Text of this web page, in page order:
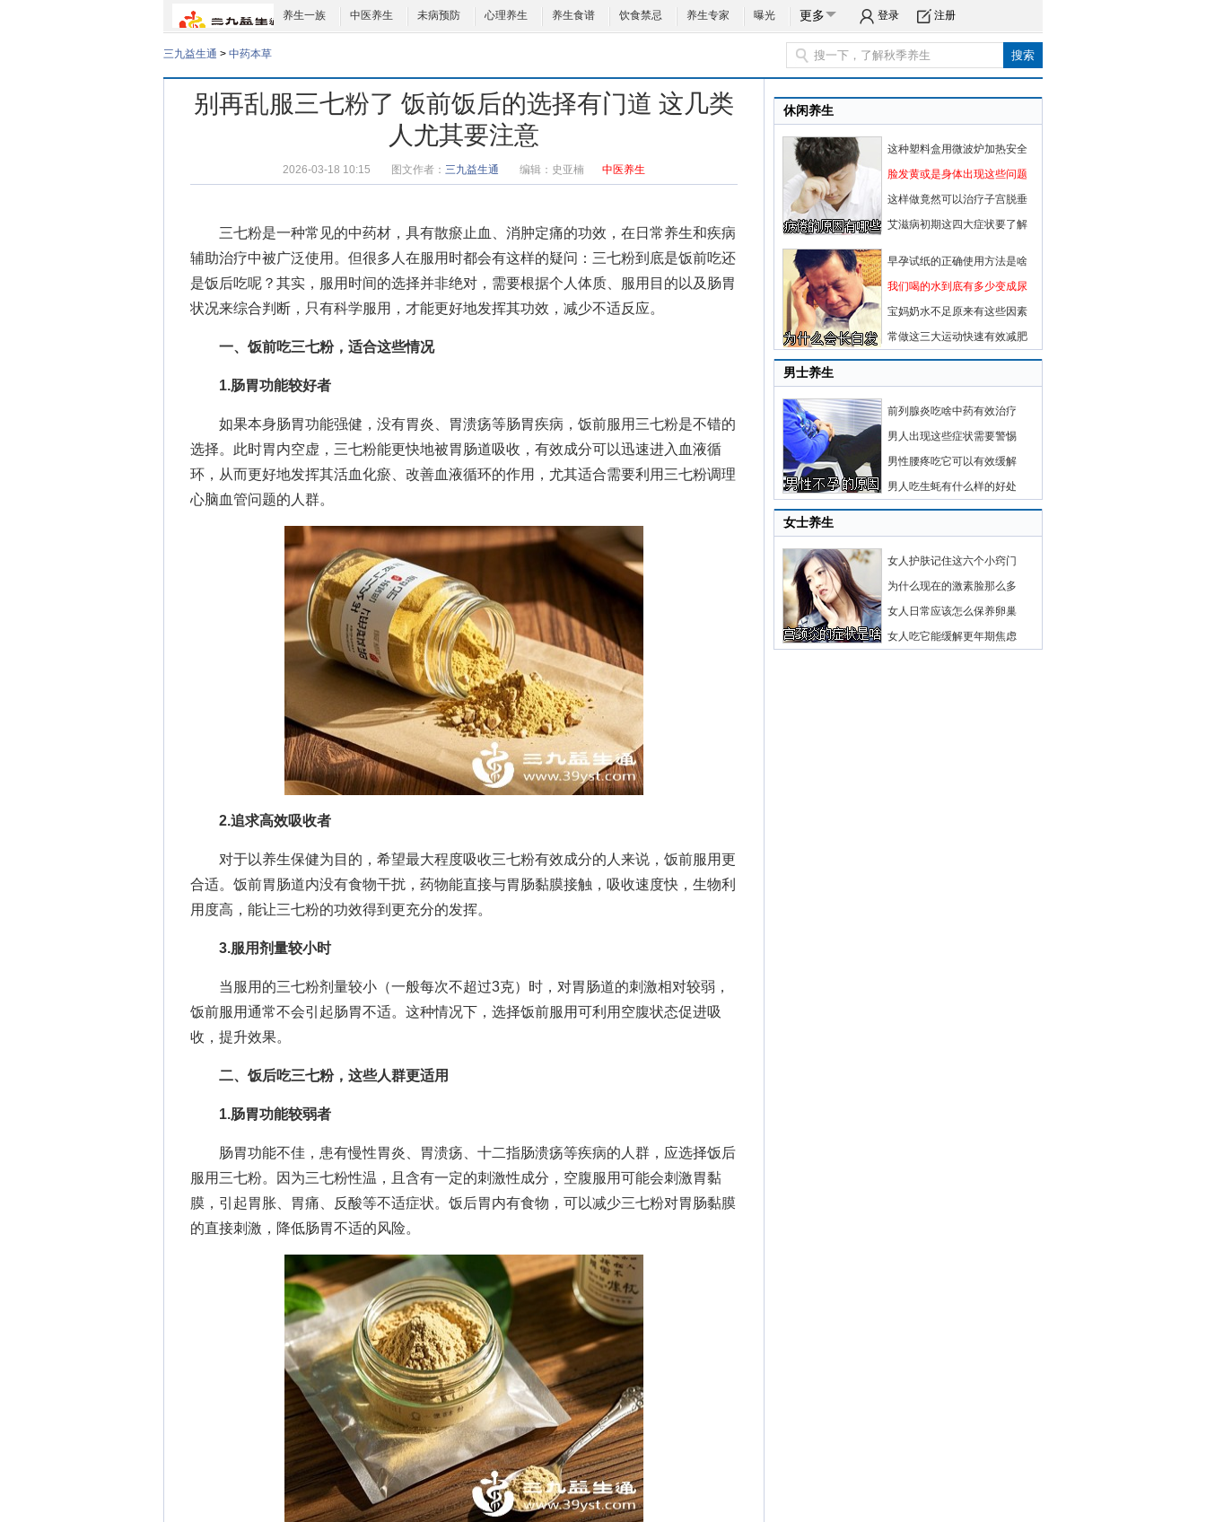
养生一族 中医养生 未病预防 心理养生 养生食谱 饮食禁忌 养生专家 曝光 更多 登录 注册
三九益生通 > 中药本草
别再乱服三七粉了 饭前饭后的选择有门道 这几类
人尤其要注意
2026-03-18 10:15 图文作者： 三九益生通 编辑： 史亚楠 中医养生
三七粉是一种常见的中药材，具有散瘀止血、消肿定痛的功效，在日常养生和疾病
辅助治疗中被广泛使用。但很多人在服用时都会有这样的疑问：三七粉到底是饭前吃还
是饭后吃呢？其实，服用时间的选择并非绝对，需要根据个人体质、服用目的以及肠胃
状况来综合判断，只有科学服用，才能更好地发挥其功效，减少不适反应。
一、饭前吃三七粉，适合这些情况
1.肠胃功能较好者
如果本身肠胃功能强健，没有胃炎、胃溃疡等肠胃疾病，饭前服用三七粉是不错的
选择。此时胃内空虚，三七粉能更快地被胃肠道吸收，有效成分可以迅速进入血液循
环，从而更好地发挥其活血化瘀、改善血液循环的作用，尤其适合需要利用三七粉调理
心脑血管问题的人群。
2.追求高效吸收者
对于以养生保健为目的，希望最大程度吸收三七粉有效成分的人来说，饭前服用更
合适。饭前胃肠道内没有食物干扰，药物能直接与胃肠黏膜接触，吸收速度快，生物利
用度高，能让三七粉的功效得到更充分的发挥。
3.服用剂量较小时
当服用的三七粉剂量较小（一般每次不超过3克）时，对胃肠道的刺激相对较弱，
饭前服用通常不会引起肠胃不适。这种情况下，选择饭前服用可利用空腹状态促进吸
收，提升效果。
二、饭后吃三七粉，这些人群更适用
1.肠胃功能较弱者
肠胃功能不佳，患有慢性胃炎、胃溃疡、十二指肠溃疡等疾病的人群，应选择饭后
服用三七粉。因为三七粉性温，且含有一定的刺激性成分，空腹服用可能会刺激胃黏
膜，引起胃胀、胃痛、反酸等不适症状。饭后胃内有食物，可以减少三七粉对胃肠黏膜
的直接刺激，降低肠胃不适的风险。
休闲养生
这种塑料盒用微波炉加热安全
脸发黄或是身体出现这些问题
这样做竟然可以治疗子宫脱垂
艾滋病初期这四大症状要了解
早孕试纸的正确使用方法是啥
我们喝的水到底有多少变成尿
宝妈奶水不足原来有这些因素
常做这三大运动快速有效减肥
男士养生
前列腺炎吃啥中药有效治疗
男人出现这些症状需要警惕
男性腰疼吃它可以有效缓解
男人吃生蚝有什么样的好处
女士养生
女人护肤记住这六个小窍门
为什么现在的激素脸那么多
女人日常应该怎么保养卵巢
女人吃它能缓解更年期焦虑